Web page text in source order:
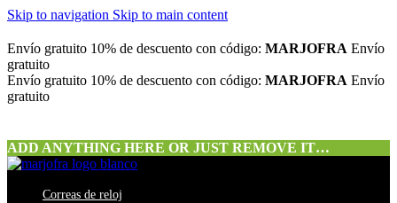
Skip to navigation Skip to main content
Envío gratuito 10% de descuento con código: MARJOFRA Envío
gratuito
Envío gratuito 10% de descuento con código: MARJOFRA Envío
gratuito
ADD ANYTHING HERE OR JUST REMOVE IT…
Correas de reloj